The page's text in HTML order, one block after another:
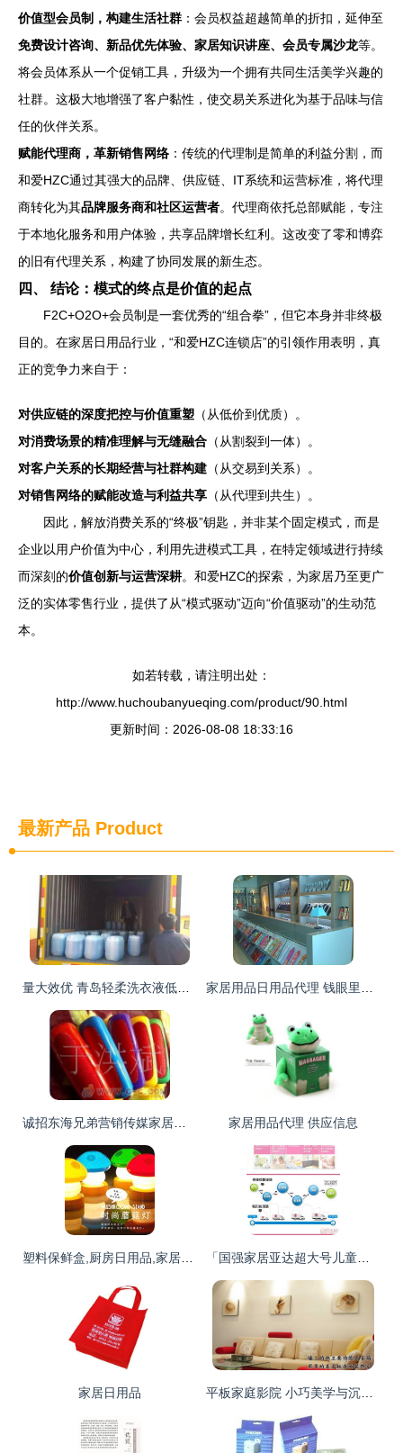
价值型会员制，构建生活社群 ：会员权益超越简单的折扣，延伸至
免费设计咨询、新品优先体验、家居知识讲座、会员专属沙龙等。
将会员体系从一个促销工具，升级为一个拥有共同生活美学兴趣的
社群。这极大地增强了客户黏性，使交易关系进化为基于品味与信
任的伙伴关系。
赋能代理商，革新销售网络 ：传统的代理制是简单的利益分割，而
和爱HZC通过其强大的品牌、供应链、IT系统和运营标准，将代理
商转化为其品牌服务商和社区运营者。代理商依托总部赋能，专注
于本地化服务和用户体验，共享品牌增长红利。这改变了零和博弈
的旧有代理关系，构建了协同发展的新生态。
四、 结论：模式的终点是价值的起点
F2C+O2O+会员制是一套优秀的“组合拳”，但它本身并非终极
目的。在家居日用品行业，“和爱HZC连锁店”的引领作用表明，真
正的竞争力来自于：
对供应链的深度把控与价值重塑 （从低价到优质）。
对消费场景的精准理解与无缝融合 （从割裂到一体）。
对客户关系的长期经营与社群构建 （从交易到关系）。
对销售网络的赋能改造与利益共享 （从代理到共生）。
因此，解放消费关系的“终极”钥匙，并非某个固定模式，而是
企业以用户价值为中心，利用先进模式工具，在特定领域进行持续
而深刻的价值创新与运营深耕。和爱HZC的探索，为家居乃至更广
泛的实体零售行业，提供了从“模式驱动”迈向“价值驱动”的生动范
本。
如若转载，请注明出处：
http://www.huchoubanyueqing.com/product/90.html
更新时间：2026-08-08 18:33:16
最新产品 Product
家居用品代理 供应信息
家居日用品